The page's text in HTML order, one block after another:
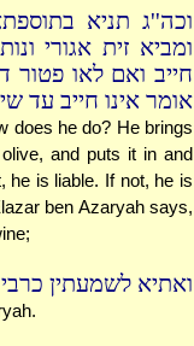
וכה''ג תניא
ומביא זית אגורי
חייב ואם לאו פטור
אומר אינו חייב עד
does he do? He brings
and puts it in and
he is liable. If not, he is
ben Azaryah says,
ואתיא לשמעתין